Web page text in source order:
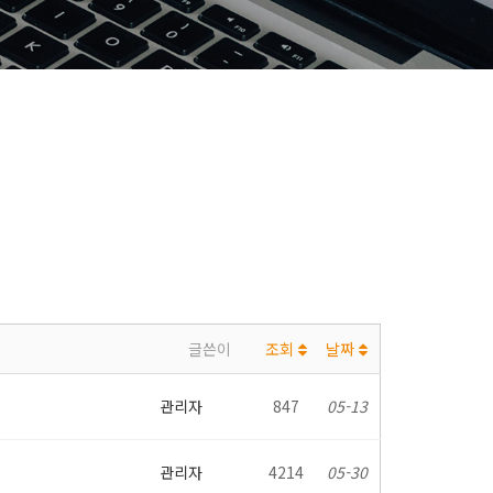
글쓴이 조회 날짜
관리자 847 05-13
관리자 4214 05-30